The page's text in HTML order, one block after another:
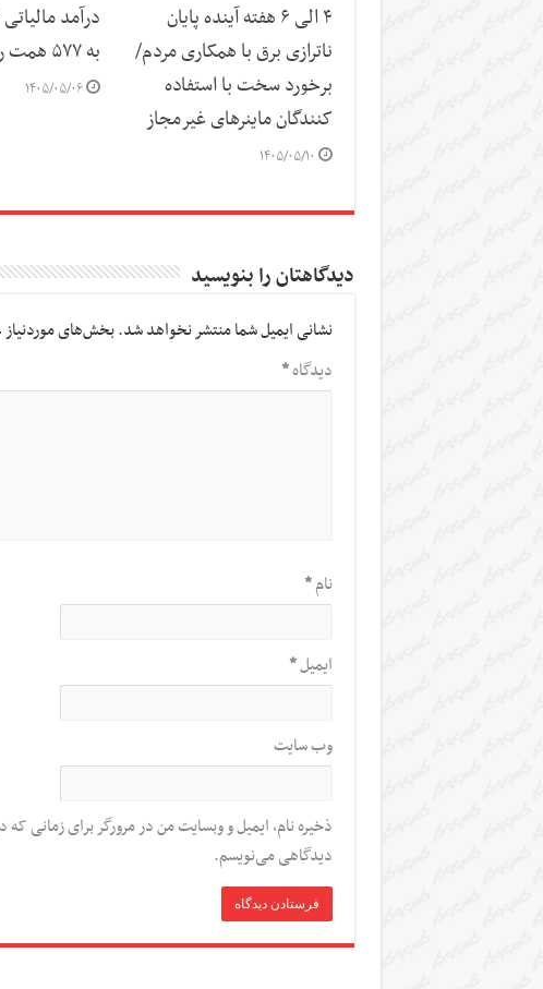
۴ الی ۶ هفته آینده پایان
ناترازی برق با همکاری مردم/
برخورد سخت با استفاده
کنندگان ماینرهای غیرمجاز
۱۴۰۵/۰۵/۱۰
به ۵۷۷ همت رسید
۱۴۰۵/۰۵/۰۶
دیدگاهتان را بنویسید
نشانی ایمیل شما منتشر نخواهد شد.بخش‌های
دیدگاه*
نام*
ایمیل*
وب‌ سایت
ذخیره نام، ایمیل و وبسایت من در مرورگر برای زمانی که
دیدگاهی می‌نویسم.